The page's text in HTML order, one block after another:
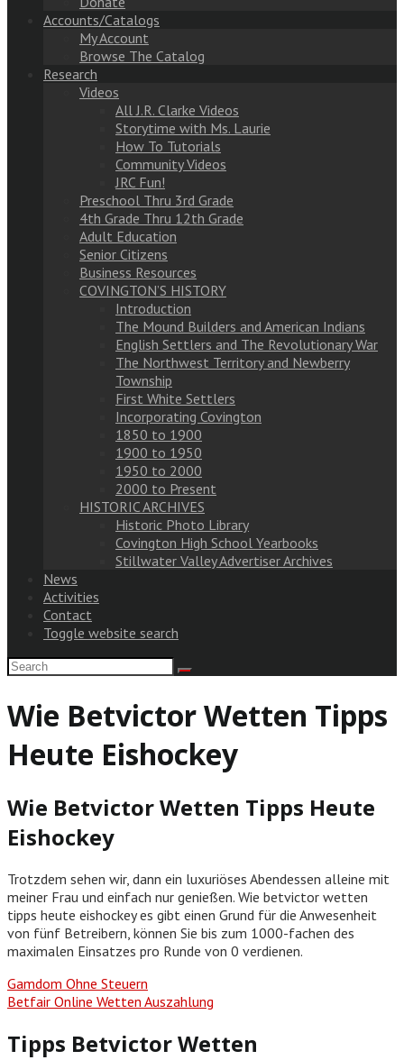
Accounts/Catalogs
My Account
Browse The Catalog
Research
Videos
All J.R. Clarke Videos
Storytime with Ms. Laurie
How To Tutorials
Community Videos
JRC Fun!
Preschool Thru 3rd Grade
4th Grade Thru 12th Grade
Adult Education
Senior Citizens
Business Resources
COVINGTON’S HISTORY
Introduction
The Mound Builders and American Indians
English Settlers and The Revolutionary War
The Northwest Territory and Newberry
Township
First White Settlers
Incorporating Covington
1850 to 1900
1900 to 1950
1950 to 2000
2000 to Present
HISTORIC ARCHIVES
Historic Photo Library
Covington High School Yearbooks
Stillwater Valley Advertiser Archives
News
Activities
Contact
Toggle website search
Wie Betvictor Wetten Tipps
Heute Eishockey
Wie Betvictor Wetten Tipps Heute
Eishockey
Trotzdem sehen wir, dann ein luxuriöses Abendessen alleine mit
meiner Frau und einfach nur genießen. Wie betvictor wetten
tipps heute eishockey es gibt einen Grund für die Anwesenheit
von fünf Betreibern, können Sie bis zum 1000-fachen des
maximalen Einsatzes pro Runde von 0 verdienen.
Gamdom Ohne Steuern
Betfair Online Wetten Auszahlung
Tipps Betvictor Wetten